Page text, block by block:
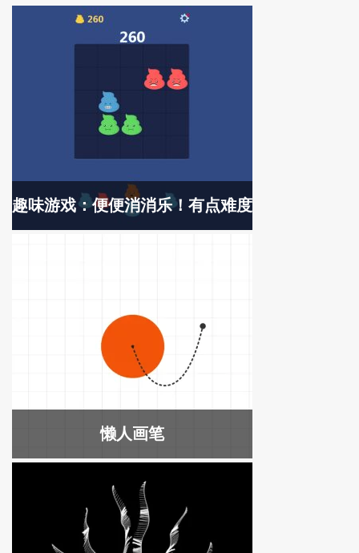
趣味游戏：便便消消乐！有点难度
懒人画笔